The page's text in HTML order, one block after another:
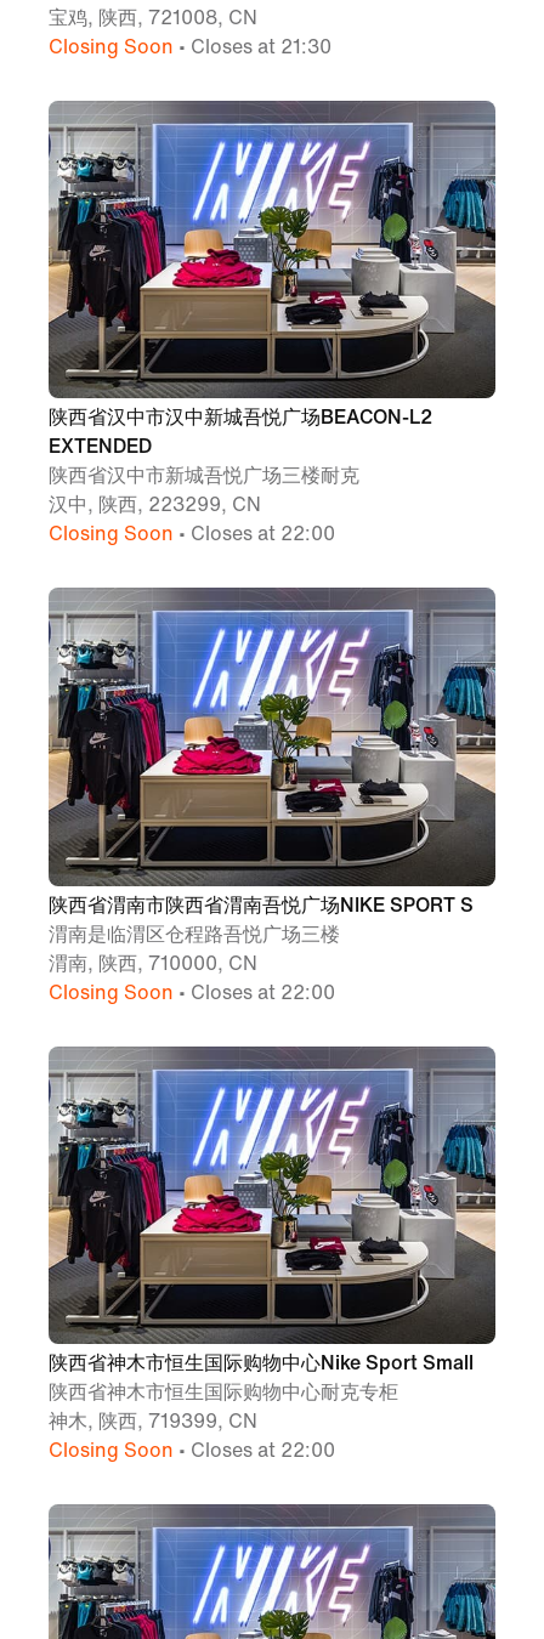
宝鸡, 陕西, 721008, CN
Closing Soon • Closes at 21:30
陕西省汉中市汉中新城吾悦广场BEACON-L2
EXTENDED
陕西省汉中市新城吾悦广场三楼耐克
汉中, 陕西, 223299, CN
Closing Soon • Closes at 22:00
陕西省渭南市陕西省渭南吾悦广场NIKE SPORT S
渭南是临渭区仓程路吾悦广场三楼
渭南, 陕西, 710000, CN
Closing Soon • Closes at 22:00
陕西省神木市恒生国际购物中心Nike Sport Small
陕西省神木市恒生国际购物中心耐克专柜
神木, 陕西, 719399, CN
Closing Soon • Closes at 22:00